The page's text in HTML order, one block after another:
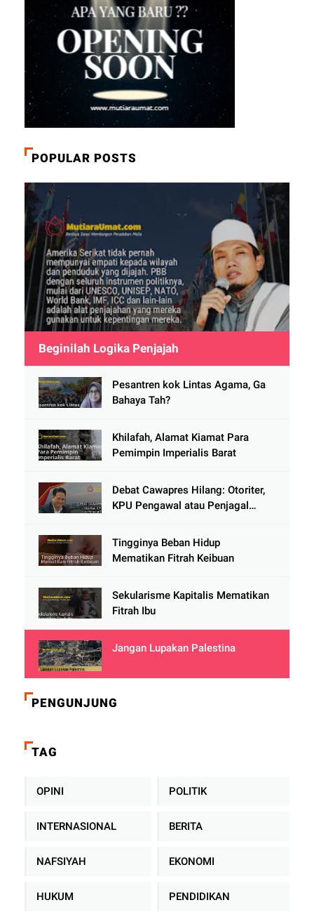
POPULAR POSTS
Beginilah Logika Penjajah
Pesantren kok Lintas Agama, Ga
Bahaya Tah?
Khilafah, Alamat Kiamat Para
Pemimpin Imperialis Barat
Debat Cawapres Hilang: Otoriter,
KPU Pengawal atau Penjagal
Tingginya Beban Hidup
Mematikan Fitrah Keibuan
Sekularisme Kapitalis Mematikan
Fitrah Ibu
Jangan Lupakan Palestina
PENGUNJUNG
TAG
OPINI POLITIK
INTERNASIONAL BERITA
NAFSIYAH EKONOMI
HUKUM PENDIDIKAN